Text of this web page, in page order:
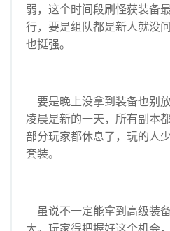
弱，这个时间段刷怪获装备
行，要是组队都是新人就没
也挺强。
要是晚上没拿到装备也别
凌晨是新的一天，所有副本
部分玩家都休息了，玩的人
套装。
虽说不一定能拿到高级装
大。玩家得把握好这个机会